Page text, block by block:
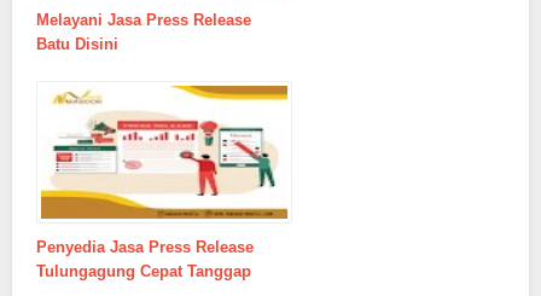
Melayani Jasa Press Release
Batu Disini
Penyedia Jasa Press Release
Tulungagung Cepat Tanggap